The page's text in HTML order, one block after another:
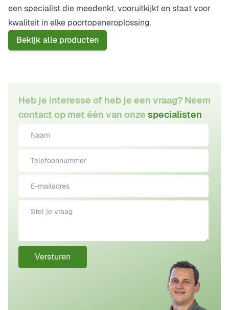
een specialist die meedenkt, vooruitkijkt en staat voor
kwaliteit in elke poortopeneroplossing.
Bekijk alle producten
Heb je interesse of heb je een vraag? Neem
contact op met één van onze specialisten
Versturen